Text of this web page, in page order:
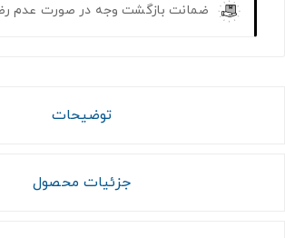
ضمانت بازگشت وجه در صورت عدم
توضیحات
جزئیات محصول